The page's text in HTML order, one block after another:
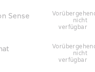
Sense
vorübergehend
nicht
verfügbar
vorübergehend
nicht
verfügbar